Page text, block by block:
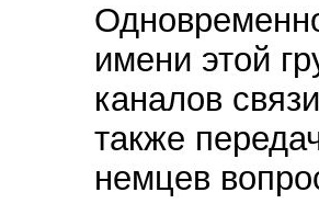
имени этой
каналов
также
немцев